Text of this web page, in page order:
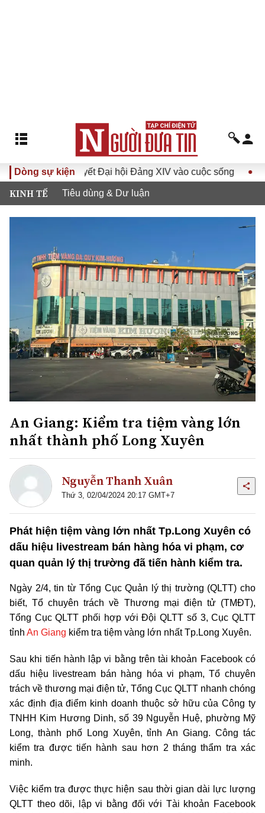
Dòng sự kiện
Nghị quyết Đại hội Đảng XIV vào cuộc sống Hướng tới
KINH TẾ Tiêu dùng & Dư luận
An Giang: Kiểm tra tiệm vàng lớn
nhất thành phố Long Xuyên
Nguyễn Thanh Xuân
Thứ 3, 02/04/2024 20:17 GMT+7
Phát hiện tiệm vàng lớn nhất Tp.Long Xuyên có
dấu hiệu livestream bán hàng hóa vi phạm, cơ
quan quản lý thị trường đã tiến hành kiểm tra.
Ngày 2/4, tin từ Tổng Cục Quản lý thị trường (QLTT) cho
biết, Tổ chuyên trách về Thương mại điện tử (TMĐT),
Tổng Cục QLTT phối hợp với Đội QLTT số 3, Cục QLTT
tỉnh An Giang kiểm tra tiệm vàng lớn nhất Tp.Long Xuyên.
Sau khi tiến hành lập vi bằng trên tài khoản Facebook có
dấu hiệu livestream bán hàng hóa vi phạm, Tổ chuyên
trách về thương mại điện tử, Tổng Cục QLTT nhanh chóng
xác định địa điểm kinh doanh thuộc sở hữu của Công ty
TNHH Kim Hương Dinh, số 39 Nguyễn Huệ, phường Mỹ
Long, thành phố Long Xuyên, tỉnh An Giang. Công tác
kiểm tra được tiến hành sau hơn 2 tháng thẩm tra xác
minh.
Việc kiểm tra được thực hiện sau thời gian dài lực lượng
QLTT theo dõi, lập vi bằng đối với Tài khoản Facebook